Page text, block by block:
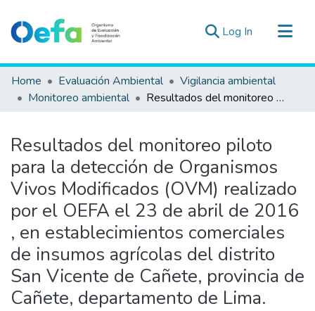
Log In (current)
Communities & Collections
All of DSpace
Estad. Externas
Guias ▾
Home Evaluación Ambiental
Vigilancia ambiental
Monitoreo ambiental
Resultados del monitoreo piloto para la detección de Organismos Vivos Modificados (OVM) realizado por el OEFA el 23 de abril de 2016 , en establecimientos comerciales de insumos agrícolas del distrito San Vicente de Cañete, provincia de Cañete, departamento de Lima.
Resultados del monitoreo piloto
para la detección de Organismos
Vivos Modificados (OVM) realizado
por el OEFA el 23 de abril de 2016
, en establecimientos comerciales
de insumos agrícolas del distrito
San Vicente de Cañete, provincia de
Cañete, departamento de Lima.